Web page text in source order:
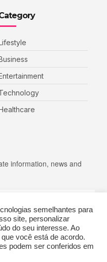
information, news and
semelhantes para
site, personalizar
do seu interesse. Ao
você está de acordo.
podem ser conferidos em